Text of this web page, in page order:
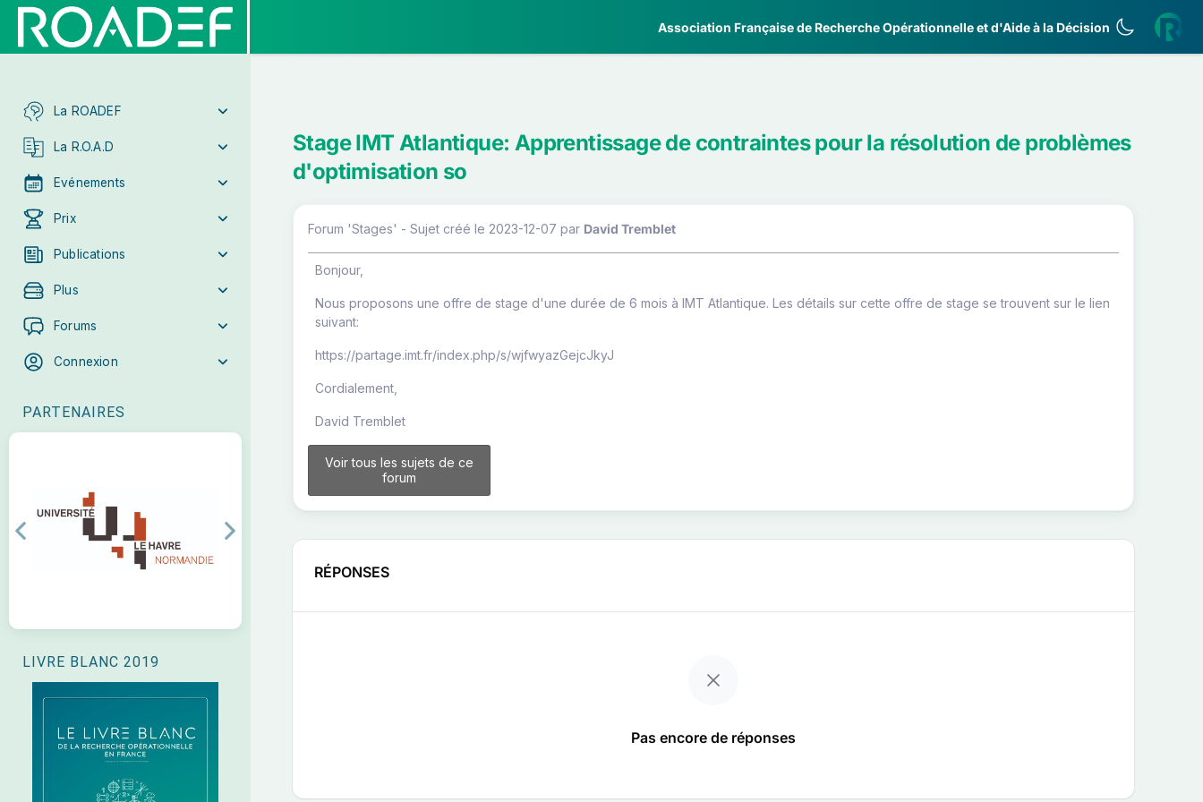
La ROADEF
La R.O.A.D
Evénements
Prix
Publications
Plus
Forums
Connexion
PARTENAIRES
Previous Next
LIVRE BLANC 2019
Association Française de Recherche Opérationnelle et d'Aide à la Décision
Stage IMT Atlantique: Apprentissage de contraintes pour la résolution de problèmes
d'optimisation so
Forum 'Stages' - Sujet créé le 2023-12-07 par David Tremblet
Bonjour,
Nous proposons une offre de stage d'une durée de 6 mois à IMT Atlantique. Les détails sur cette offre de stage se trouvent sur le lien
suivant:
https://partage.imt.fr/index.php/s/wjfwyazGejcJkyJ
Cordialement,
David Tremblet
Voir tous les sujets de ce
forum
RÉPONSES
Pas encore de réponses